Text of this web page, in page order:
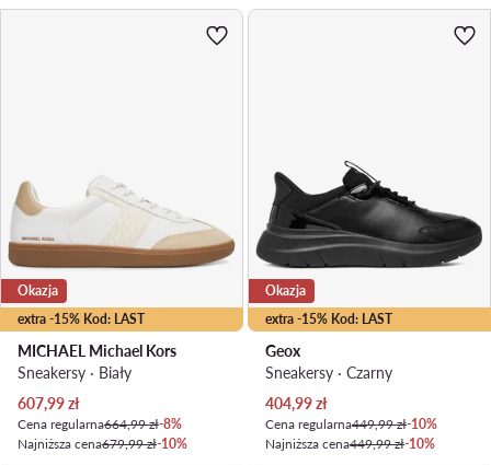
extra -15% Kod: LAST
Okazja
MICHAEL Michael Kors
Sneakersy · Biały
Aktualna cena
607,99zł
Cena regularna664,99 zł-8%
Najniższa cena679,99 zł-10%
extra -15% Kod: LAST
Okazja
Geox
Sneakersy · Czarny
Aktualna cena
404,99zł
Cena regularna449,99 zł-10%
Najniższa cena449,99 zł-10%